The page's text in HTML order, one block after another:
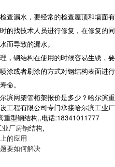
查漏水，要经常的检查屋顶和墙面有
的找技术人员进行修复，在修复的同
而导致的漏水。
，钢结构在使用的时候容易生锈，要
涂或者刷涂的方式对钢结构表面进行
命。
滨网架管桁架报价是多少？哈尔滨重
工程有限公司专门承接哈尔滨工业厂
重型钢结构,,电话:18341011777
业厂房钢结构,
的应用
要如何解决